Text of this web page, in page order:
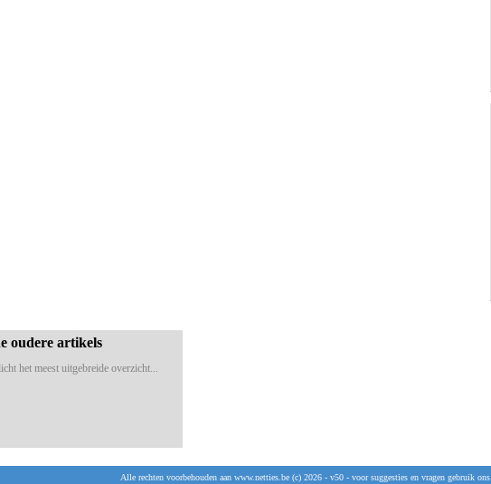
oudere artikels
het meest uitgebreide overzicht...
Alle rechten voorbehouden aan www.netties.be (c) 2026 - v50 - voor suggesties en vragen gebruik ons